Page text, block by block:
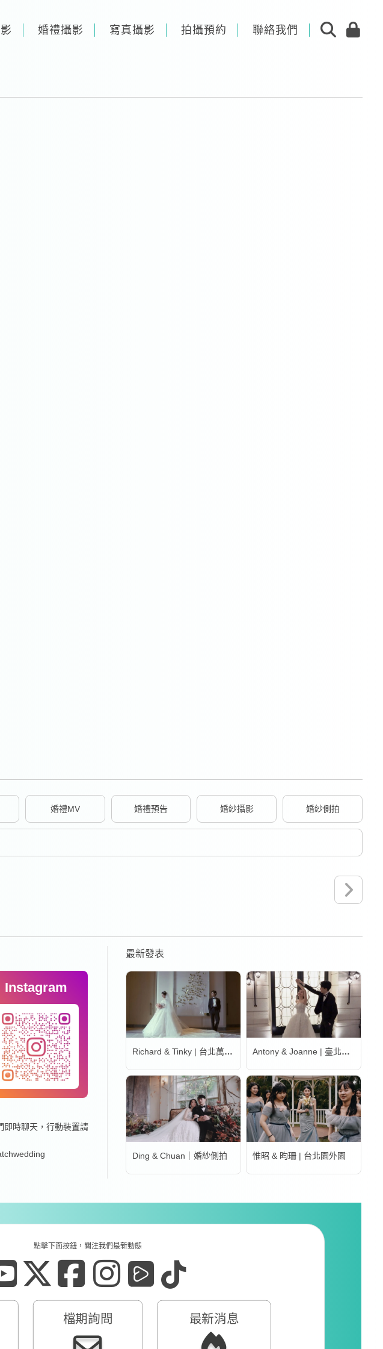
婚禮攝影 寫真攝影 拍攝預約 聯絡我們
婚禮MV 婚禮預告 婚紗攝影 婚紗側拍
Instagram
即時聊天，行動裝置請
最新發表
Richard & Tinky | 台北萬豪酒店 Antony & Joanne | 臺北文華東方酒店
Ding & Chuan｜婚紗側拍 惟昭 & 昀珊 | 台北園外園
點擊下面按鈕，關注我們最新動態
最新消息
檔期詢問